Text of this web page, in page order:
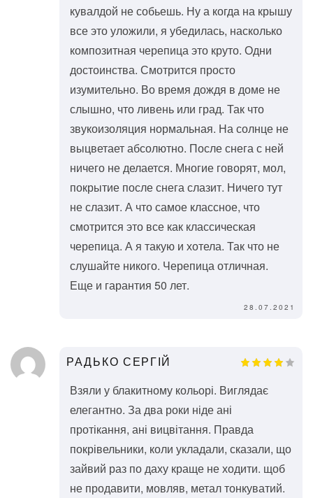
кувалдой не собьешь. Ну а когда на крышу
все это уложили, я убедилась, насколько
композитная черепица это круто. Одни
достоинства. Смотрится просто
изумительно. Во время дождя в доме не
слышно, что ливень или град. Так что
звукоизоляция нормальная. На солнце не
выцветает абсолютно. После снега с ней
ничего не делается. Многие говорят, мол,
покрытие после снега слазит. Ничего тут
не слазит. А что самое классное, что
смотрится это все как классическая
черепица. А я такую и хотела. Так что не
слушайте никого. Черепица отличная.
Еще и гарантия 50 лет.
28.07.2021
РАДЬКО СЕРГІЙ
Взяли у блакитному кольорі. Виглядає
елегантно. За два роки ніде ані
протікання, ані вицвітання. Правда
покрівельники, коли укладали, сказали, що
зайвий раз по даху краще не ходити. щоб
не продавити, мовляв, метал тонкуватий.